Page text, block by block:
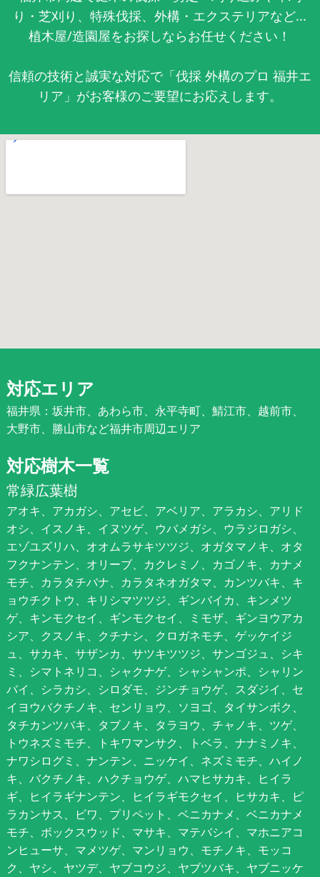
り・芝刈り、特殊伐採、外構・エクステリアなど...
植木屋/造園屋をお探しならお任せください！
信頼の技術と誠実な対応で「伐採 外構のプロ 福井エ
リア」がお客様のご要望にお応えします。
対応エリア
福井県：坂井市、あわら市、永平寺町、鯖江市、越前市、
大野市、勝山市など福井市周辺エリア
対応樹木一覧
常緑広葉樹
アオキ、アカガシ、アセビ、アベリア、アラカシ、アリド
オシ、イスノキ、イヌツゲ、ウバメガシ、ウラジロガシ、
エゾユズリハ、オオムラサキツツジ、オガタマノキ、オタ
フクナンテン、オリーブ、カクレミノ、カゴノキ、カナメ
モチ、カラタチバナ、カラタネオガタマ、カンツバキ、キ
ョウチクトウ、キリシマツツジ、ギンバイカ、キンメツ
ゲ、キンモクセイ、ギンモクセイ、ミモザ、ギンヨウアカ
シア、クスノキ、クチナシ、クロガネモチ、ゲッケイジ
ュ、サカキ、サザンカ、サツキツツジ、サンゴジュ、シキ
ミ、シマトネリコ、シャクナゲ、シャシャンポ、シャリン
バイ、シラカシ、シロダモ、ジンチョウゲ、スダジイ、セ
イヨウバクチノキ、センリョウ、ソヨゴ、タイサンボク、
タチカンツバキ、タブノキ、タラヨウ、チャノキ、ツゲ、
トウネズミモチ、トキワマンサク、トベラ、ナナミノキ、
ナワシログミ、ナンテン、ニッケイ、ネズミモチ、ハイノ
キ、バクチノキ、ハクチョウゲ、ハマヒサカキ、ヒイラ
ギ、ヒイラギナンテン、ヒイラギモクセイ、ヒサカキ、ピ
ラカンサス、ビワ、プリペット、ベニカナメ、ベニカナメ
モチ、ボックスウッド、マサキ、マテバシイ、マホニアコ
ンヒューサ、マメツゲ、マンリョウ、モチノキ、モッコ
ク、ヤシ、ヤツデ、ヤブコウジ、ヤブツバキ、ヤブニッケ